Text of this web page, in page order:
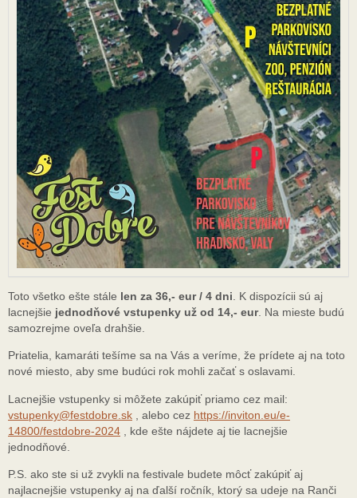
Toto všetko ešte stále len za 36,- eur / 4 dni . K dispozícii sú aj
lacnejšie jednodňové vstupenky už od 14,- eur. Na mieste budú
samozrejme oveľa drahšie.
Priatelia, kamaráti tešíme sa na Vás a veríme, že prídete aj na toto
nové miesto, aby sme budúci rok mohli začať s oslavami.
Lacnejšie vstupenky si môžete zakúpiť priamo cez mail:
vstupenky@festdobre.sk , alebo cez https://inviton.eu/e-
14800/festdobre-2024 , kde ešte nájdete aj tie lacnejšie
jednodňové.
P.S. ako ste si už zvykli na festivale budete môcť zakúpiť aj
najlacnejšie vstupenky aj na ďalší ročník, ktorý sa udeje na Ranči